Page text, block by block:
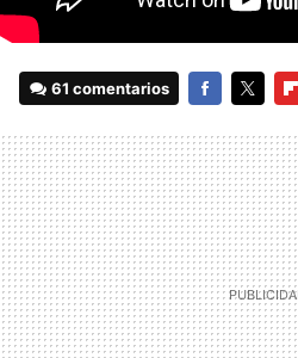
61 comentarios